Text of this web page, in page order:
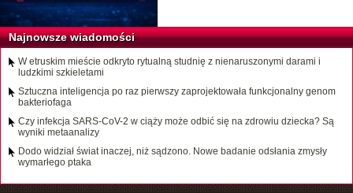
Najnowsze wiadomości
W etruskim mieście odkryto rytualną studnię z nienaruszonymi darami i
ludzkimi szkieletami
Sztuczna inteligencja po raz pierwszy zaprojektowała funkcjonalny genom
bakteriofaga
Czy infekcja SARS-CoV-2 w ciąży może odbić się na zdrowiu dziecka? Są
wyniki metaanalizy
Dodo widział świat inaczej, niż sądzono. Nowe badanie odsłania zmysły
wymarłego ptaka